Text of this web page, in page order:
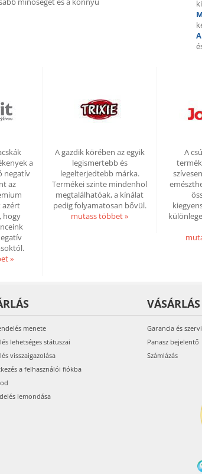
a
negatív
az
azért
hogy
»
A gazdik körében az egyik
legismertebb és
legelterjedtebb márka.
Termékei szinte mindenhol
megtalálhatóak, a kínálat
pedig folyamatosan bővül.
mutass többet »
A
menete
lehetséges státuszai
visszaigazolása
a felhasználói fiókba
lemondása
Garancia és
Panasz bejelentő
Számlázás